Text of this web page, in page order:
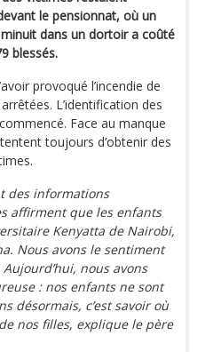
le pensionnat, où un
dans un dortoir a coûté
blessés.
provoqué l’incendie de
L’identification des
Face au manque
toujours d’obtenir des
des informations
affirment que les enfants
Kenyatta de Nairobi,
Nous avons le sentiment
nous avons
: nos enfants ne sont
désormais, c’est savoir où
nos filles, explique le père